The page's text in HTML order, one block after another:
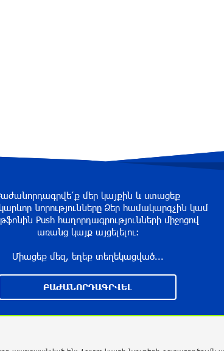
մեր կայքին և ստացեք
նորությունները Ձեր համակարգչին կամ
Push հաղորդագրությունների միջոցով
առանց կայք այցելելու։
Միացեք մեզ, եղեք տեղեկացված...
ԲԱԺԱՆՈՐԴԱԳՐՎԵԼ